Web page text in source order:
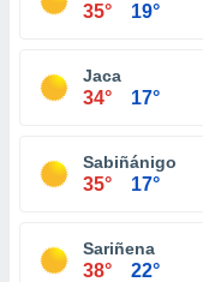
35° 19°
Jaca
34° 17°
Sabiñánigo
35° 17°
Sariñena
38° 22°